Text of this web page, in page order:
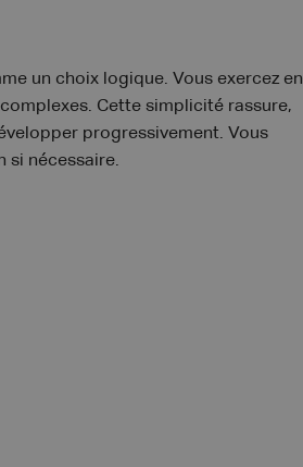
un choix logique. Vous exercez en
Cette simplicité rassure,
progressivement. Vous
si nécessaire.